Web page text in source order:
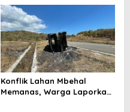
Bersama Warga Labuan
Bajo
Konflik Lahan Mbehal
Memanas, Warga Laporkan